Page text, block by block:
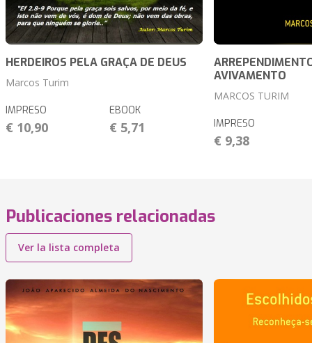
HERDEIROS PELA GRAÇA DE DEUS
Marcos Turim
IMPRESO
€ 10,90
EBOOK
€ 5,71
AVIVAMENTO
MARCOS TURIM
IMPRESO
€ 9,38
Publicaciones relacionadas
Ver la lista completa